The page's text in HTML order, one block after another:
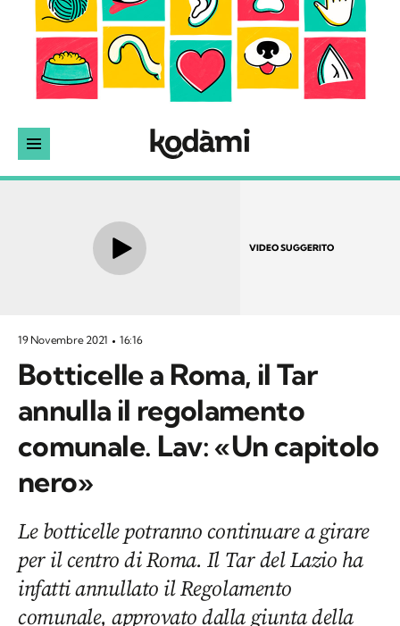
VIDEO SUGGERITO
19 Novembre 2021 16:16
Botticelle a Roma, il Tar
annulla il regolamento
comunale. Lav: «Un capitolo
nero»
Le botticelle potranno continuare a girare
per il centro di Roma. Il Tar del Lazio ha
infatti annullato il Regolamento
comunale, approvato dalla giunta della